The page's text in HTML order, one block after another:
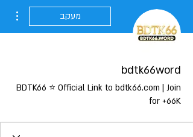
מעקב
bdtk66word
BDTK66 ⭐️ Official Link to bdtk66.com | Join
for +66K